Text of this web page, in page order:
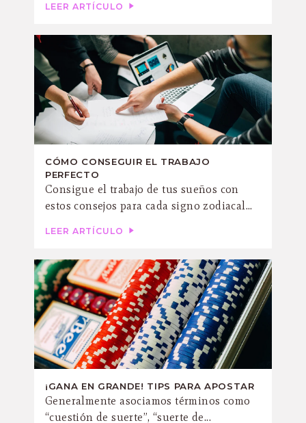
LEER ARTÍCULO
CÓMO CONSEGUIR EL TRABAJO
PERFECTO
Consigue el trabajo de tus sueños con
estos consejos para cada signo zodiacal...
LEER ARTÍCULO
¡GANA EN GRANDE! TIPS PARA APOSTAR
Generalmente asociamos términos como
“cuestión de suerte”, “suerte de...